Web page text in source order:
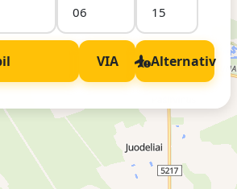
VIA Alternativ